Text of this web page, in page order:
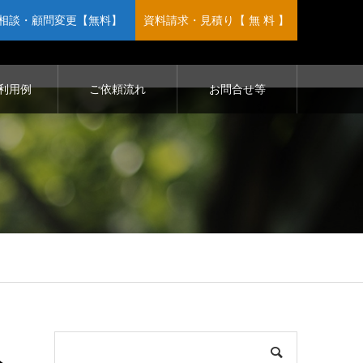
談・顧問変更【無料】 資料請求・見積り【 無 料 】
用例 ご依頼流れ お問合せ等